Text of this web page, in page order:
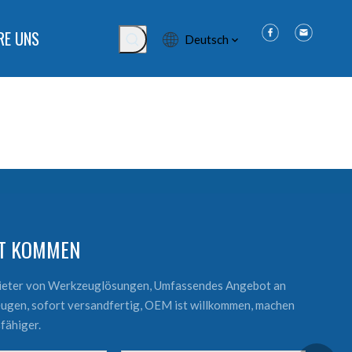
UNS Deutsch
KOMMEN
von Werkzeuglösungen, Umfassendes Angebot an
sofort versandfertig, OEM ist willkommen, machen